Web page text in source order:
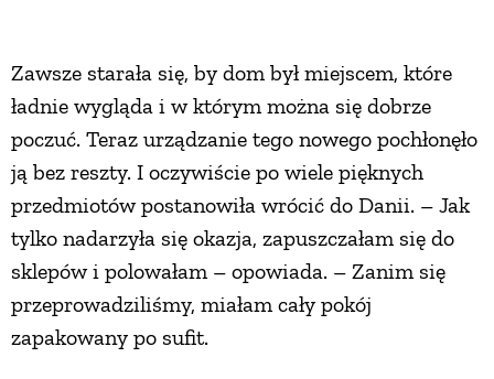
Zawsze starała się, by dom był miejscem, które
ładnie wygląda i w którym można się dobrze
poczuć. Teraz urządzanie tego nowego pochłonęło
ją bez reszty. I oczywiście po wiele pięknych
przedmiotów postanowiła wrócić do Danii. – Jak
tylko nadarzyła się okazja, zapuszczałam się do
sklepów i polowałam – opowiada. – Zanim się
przeprowadziliśmy, miałam cały pokój
zapakowany po sufit.